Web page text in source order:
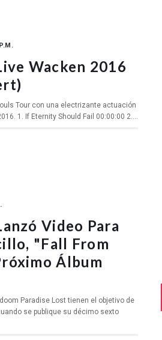
Wacken 2016
Tour con una electrizante actuación
1. If Eternity Should Fail 00:00:00 2....
Video Para
"Fall From
Álbum
Paradise Lost tienen el objetivo de
se publique su décimo sexto